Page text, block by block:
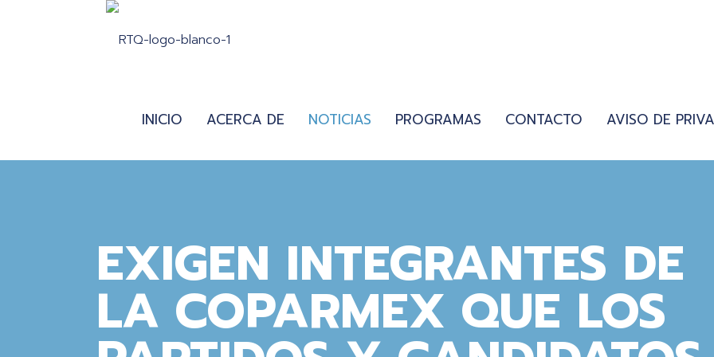
INICIO ACERCA DE NOTICIAS PROGRAMAS CONTACTO AVISO DE
EXIGEN INTEGRANTES DE
LA COPARMEX QUE LOS